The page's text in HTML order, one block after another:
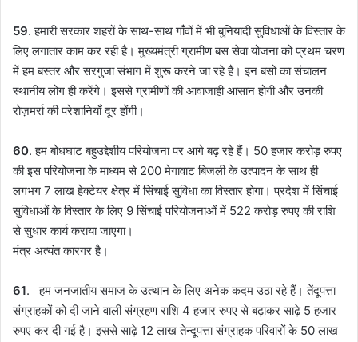
59. हमारी सरकार शहरों के साथ-साथ गाँवों में भी बुनियादी सुविधाओं के विस्तार के
लिए लगातार काम कर रही है। मुख्यमंत्री ग्रामीण बस सेवा योजना को प्रथम चरण
में हम बस्तर और सरगुजा संभाग में शुरू करने जा रहे हैं। इन बसों का संचालन
स्थानीय लोग ही करेंगे। इससे ग्रामीणों की आवाजाही आसान होगी और उनकी
रोज़मर्रा की परेशानियाँ दूर होंगी।
60. हम बोधघाट बहुउद्देशीय परियोजना पर आगे बढ़ रहे हैं। 50 हजार करोड़ रुपए
की इस परियोजना के माध्यम से 200 मेगावाट बिजली के उत्पादन के साथ ही
लगभग 7 लाख हेक्टेयर क्षेत्र में सिंचाई सुविधा का विस्तार होगा। प्रदेश में सिंचाई
सुविधाओं के विस्तार के लिए 9 सिंचाई परियोजनाओं में 522 करोड़ रुपए की राशि
से सुधार कार्य कराया जाएगा।
मंत्र अत्यंत कारगर है।
61. हम जनजातीय समाज के उत्थान के लिए अनेक कदम उठा रहे हैं। तेंदूपत्ता
संग्राहकों को दी जाने वाली संग्रहण राशि 4 हजार रुपए से बढ़ाकर साढ़े 5 हजार
रुपए कर दी गई है। इससे साढ़े 12 लाख तेन्दूपत्ता संग्राहक परिवारों के 50 लाख